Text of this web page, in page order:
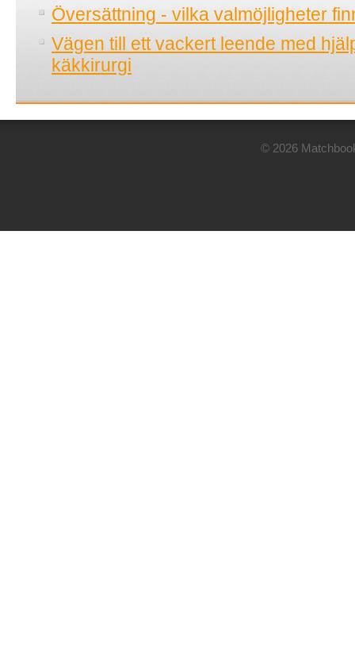
Översättning - vilka valmöjligheter
Vägen till ett vackert leende med
käkkirurgi
© 2026